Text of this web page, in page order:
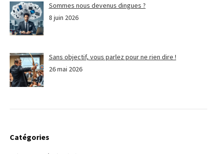
Sommes nous devenus dingues ?
8 juin 2026
Sans objectif, vous parlez pour ne rien dire !
26 mai 2026
Catégories